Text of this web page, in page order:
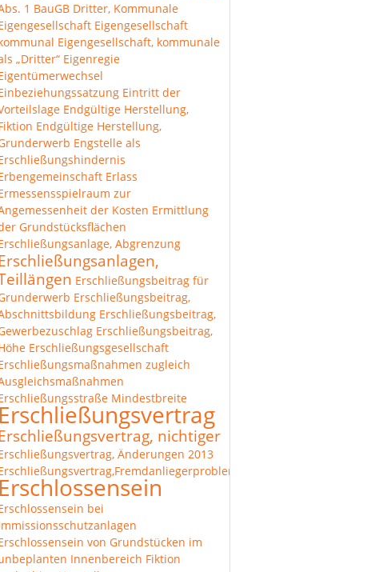
1 BauGB Dritter, Kommunale
Eigengesellschaft
Eigengesellschaft, kommunale
„Dritter“ Eigenregie
Eintritt der
Endgültige Herstellung,
Endgültige Herstellung,
Engstelle als
Erlass
zur
der Kosten Ermittlung
Grundstücksflächen
Abgrenzung
Erschließungsbeitrag für
Erschließungsbeitrag,
Erschließungsbeitrag,
Erschließungsbeitrag,
Erschließungsgesellschaft
zugleich
Mindestbreite
Erschließungsvertrag
nichtiger
Änderungen 2013
Erschlossensein
bei
von Grundstücken im
Innenbereich Fiktion